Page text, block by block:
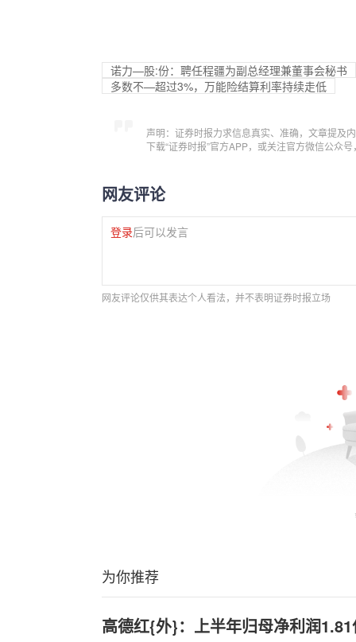
诺力—股:份：聘任程疆为副总经理兼董事会秘书
多数不—超过3%，万能险结算利率持续走低
声明：证券时报力求信息真实、准确，文章提及
下载“证券时报”官方APP，或关注官方微信公众
网友评论
登录后可以发言
网友评论仅供其表达个人看法，并不表明证券时报立场
为你推荐
高德红{外}：上半年归母净利润